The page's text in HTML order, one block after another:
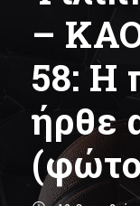
–
58: Η
ήρθε